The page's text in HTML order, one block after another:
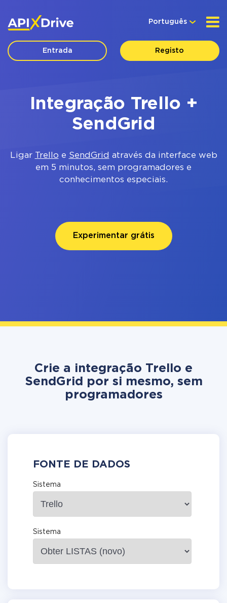
Português
Entrada Registo
Integração Trello +
SendGrid
Ligar Trello e SendGrid através da interface web
em 5 minutos, sem programadores e
conhecimentos especiais.
Experimentar grátis
Crie a integração Trello e
SendGrid por si mesmo, sem
programadores
FONTE DE DADOS
Sistema
Sistema